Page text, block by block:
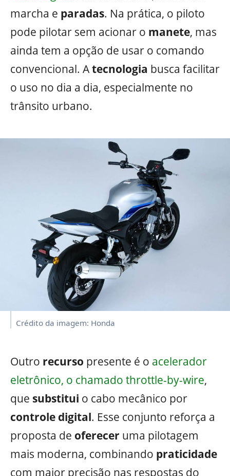
marcha e paradas. Na prática, o piloto
pode pilotar sem acionar o manete, mas
ainda tem a opção de usar o comando
convencional. Atecnologia busca facilitar
o uso no dia a dia, especialmente no
trânsito urbano.
Crédito da imagem: Honda
Outro recurso presente é o acelerador
eletrônico, o chamado throttle-by-wire,
que substitui o cabo mecânico por
controle digital. Esse conjunto reforça a
proposta de oferecer uma pilotagem
mais moderna, combinando praticidade
com maior precisão nas respostas do